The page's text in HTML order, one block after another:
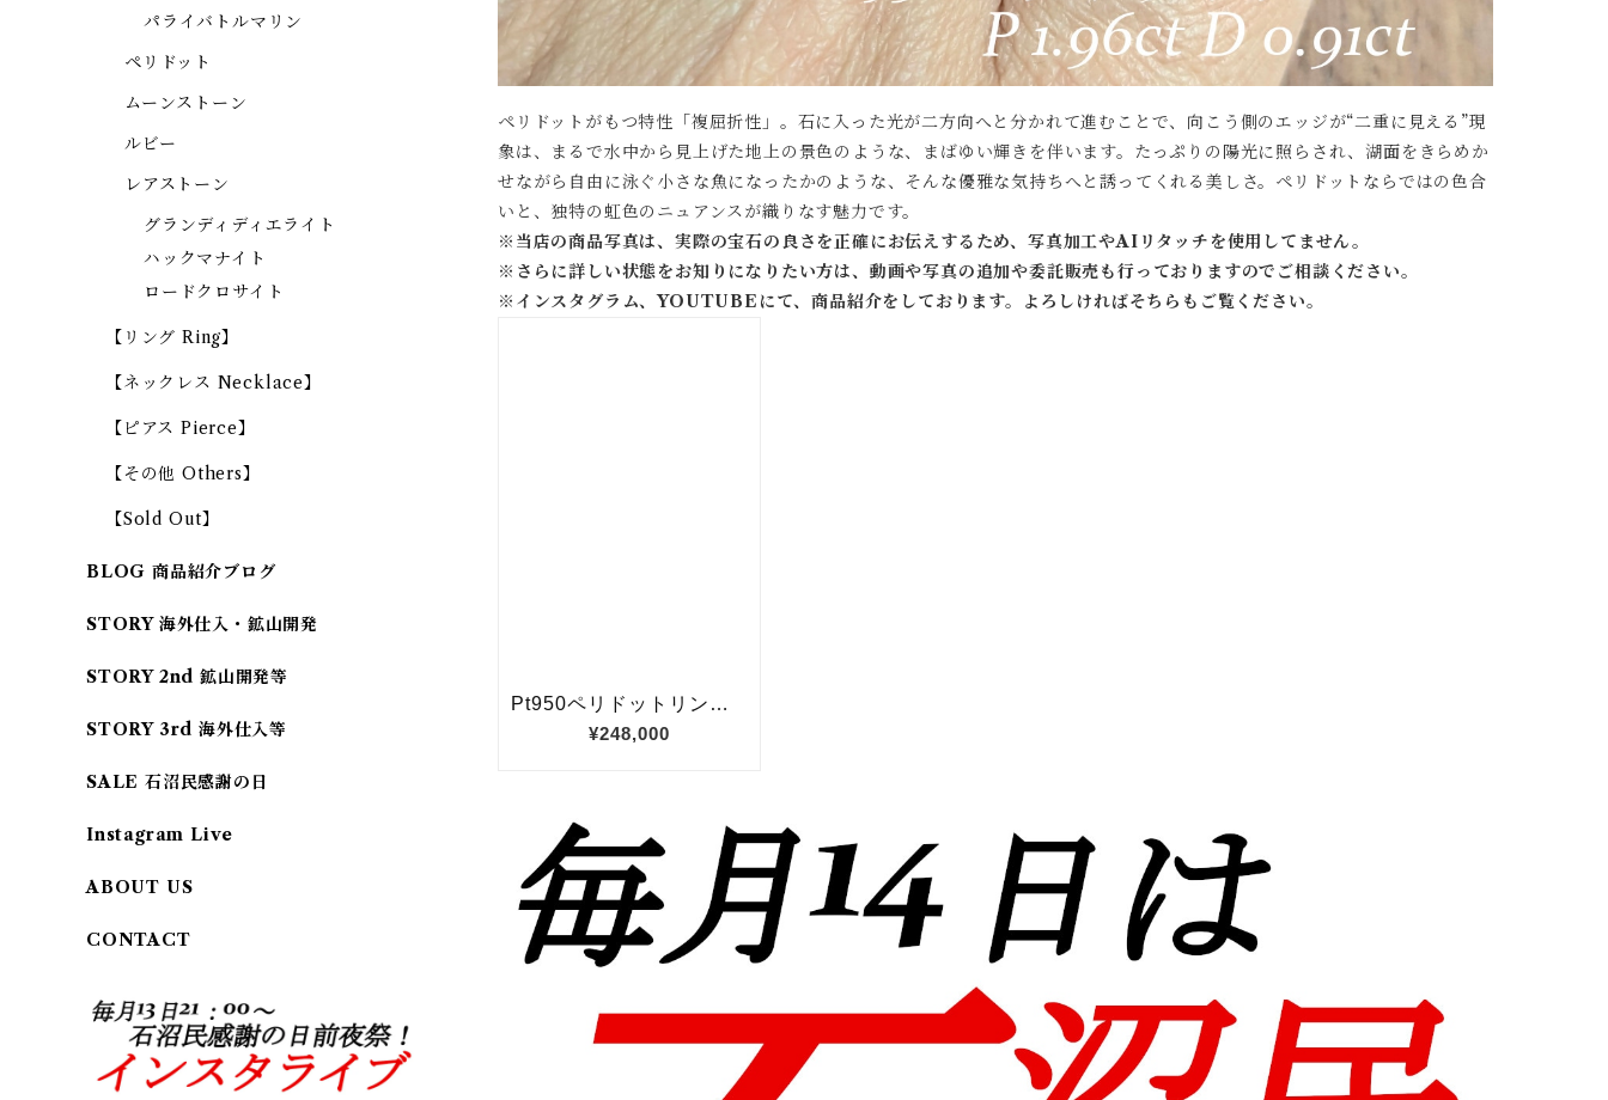
ペリドットがもつ特性「複屈折性」。石に入った光が二方向へと分かれて進むことで、向こう側のエッジが“二重に見える”現
象は、まるで水中から見上げた地上の景色のような、まばゆい輝きを伴います。たっぷりの陽光に照らされ、湖面をきらめか
せながら自由に泳ぐ小さな魚になったかのような、そんな優雅な気持ちへと誘ってくれる美しさ。ペリドットならではの色合
いと、独特の虹色のニュアンスが織りなす魅力です。
※当店の商品写真は、実際の宝石の良さを正確にお伝えするため、写真加工やAIリタッチを使用してません。
※ さらに詳しい状態をお知りになりたい方は、動画や写真の追加や委託販売も行っておりますのでご相談ください。
※ インスタグラム、YOUTUBEにて、商品紹介をしております。よろしければそちらもご覧ください。
パライバトルマリン
ペリドット
ムーンストーン
ルビー
レアストーン
グランディディエライト
ハックマナイト
ロードクロサイト
【リング Ring】
【ネックレス Necklace】
【ピアス Pierce】
【その他 Others】
【Sold Out】
BLOG 商品紹介ブログ
STORY 海外仕入・鉱山開発
STORY 2nd 鉱山開発等
STORY 3rd 海外仕入等
SALE 石沼民感謝の日
Instagram Live
ABOUT US
CONTACT